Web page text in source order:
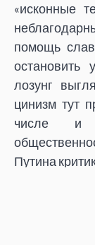
«исконные
помощь
остановить
лозунг
цинизм тут
числе и
Путина